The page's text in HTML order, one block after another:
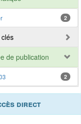
2
de publication
2
direct